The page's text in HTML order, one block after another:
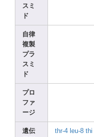
スミ
ド
自律
複製
プラ
スミ
ド
プロ
ファ
ージ
遺伝
thr-4 leu-8 thi